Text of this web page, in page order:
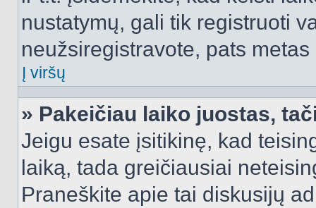
nustatymų, gali tik registruoti
neužsiregistravote, pats
Į viršų
» Pakeičiau laiko juostas,
Jeigu esate įsitikinę, kad
laiką, tada greičiausiai
Praneškite apie tai diskusijų